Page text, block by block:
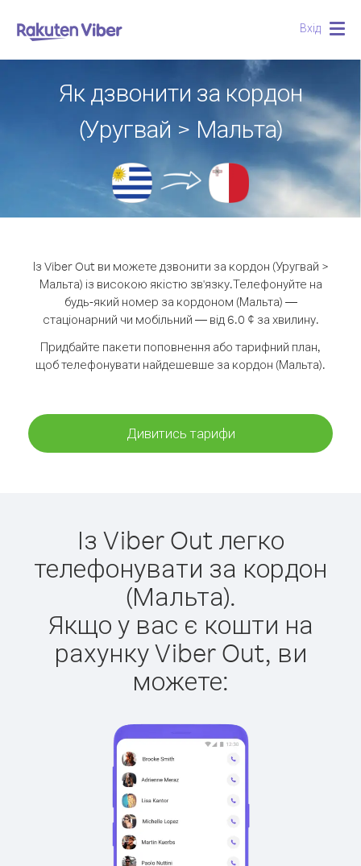
Вхід
Як дзвонити за кордон
(Уругвай > Мальта)
Із Viber Out ви можете дзвонити за кордон (Уругвай >
Мальта) із високою якістю зв'язку.Телефонуйте на
будь-який номер за кордоном (Мальта) —
стаціонарний чи мобільний — від 6.0 ¢ за хвилину.
Придбайте пакети поповнення або тарифний план,
щоб телефонувати найдешевше за кордон (Мальта).
Дивитись тарифи
Із Viber Out легко
телефонувати за кордон
(Мальта).
Якщо у вас є кошти на
рахунку Viber Out, ви
можете: